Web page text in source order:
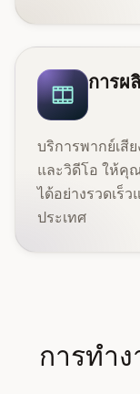
การผ
บริการพากย์เสี
และวิดีโอ ให้คุ
ได้อย่างรวดเร็
ประเทศ
การทำ